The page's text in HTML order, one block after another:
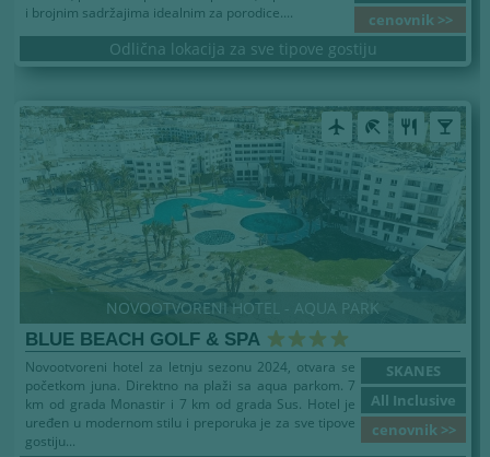
cenovnik >>
i brojnim sadržajima idealnim za porodice....
Odlična lokacija za sve tipove gostiju
airplanemode_active beach_access restaurant local_bar
NOVOOTVORENI HOTEL - AQUA PARK
BLUE BEACH GOLF & SPA
SKANES
All Inclusive
cenovnik >>
Novootvoreni hotel za letnju sezonu 2024, otvara se
početkom juna. Direktno na plaži sa aqua parkom. 7
km od grada Monastir i 7 km od grada Sus. Hotel je
uređen u modernom stilu i preporuka je za sve tipove
gostiju...